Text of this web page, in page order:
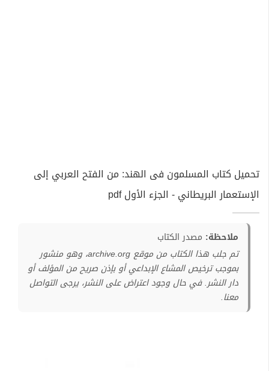
تحميل كتاب المسلمون فى الهند: من الفتح العربي إلى
الإستعمار البريطاني - الجزء الأول pdf
ملاحظة: مصدر الكتاب
تم جلب هذا الكتاب من موقع archive.org، وهو منشور
بموجب ترخيص المشاع الإبداعي أو بإذن صريح من المؤلف أو
دار النشر. في حال وجود اعتراض على النشر، يرجى التواصل
معنا.